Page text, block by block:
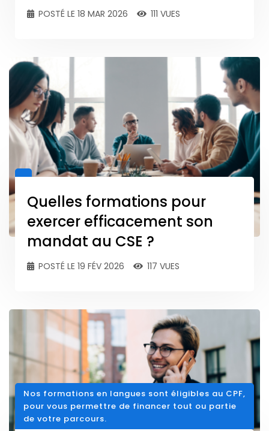
POSTÉ LE 18 MAR 2026 111 VUES
Quelles formations pour
exercer efficacement son
mandat au CSE ?
POSTÉ LE 19 FÉV 2026 117 VUES
Nos formations en langues sont éligibles au CPF,
pour vous permettre de financer tout ou partie
de votre parcours.